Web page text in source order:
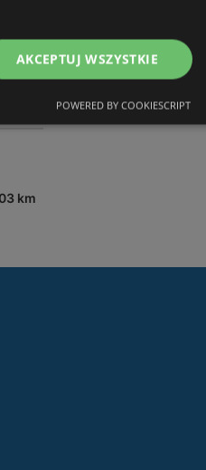
km
AKCEPTUJ WSZYSTKIE
POWERED BY COOKIESCRIPT